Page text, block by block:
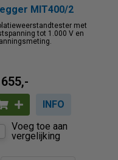
MIT400/2
met
tot 1.000 V en
INFO
Voeg toe aan
vergelijking